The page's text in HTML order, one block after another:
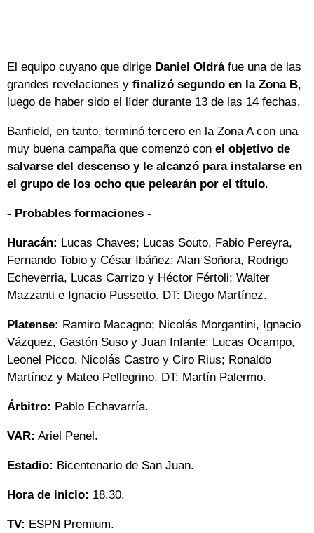
El equipo cuyano que dirige Daniel Oldrá fue una de las
grandes revelaciones y finalizó segundo en la Zona B,
luego de haber sido el líder durante 13 de las 14 fechas.
Banfield, en tanto, terminó tercero en la Zona A con una
muy buena campaña que comenzó con el objetivo de
salvarse del descenso y le alcanzó para instalarse en
el grupo de los ocho que pelearán por el título.
- Probables formaciones -
Huracán: Lucas Chaves; Lucas Souto, Fabio Pereyra,
Fernando Tobio y César Ibáñez; Alan Soñora, Rodrigo
Echeverria, Lucas Carrizo y Héctor Fértoli; Walter
Mazzanti e Ignacio Pussetto. DT: Diego Martínez.
Platense: Ramiro Macagno; Nicolás Morgantini, Ignacio
Vázquez, Gastón Suso y Juan Infante; Lucas Ocampo,
Leonel Picco, Nicolás Castro y Ciro Rius; Ronaldo
Martínez y Mateo Pellegrino. DT: Martín Palermo.
Árbitro: Pablo Echavarría.
VAR: Ariel Penel.
Estadio: Bicentenario de San Juan.
Hora de inicio: 18.30.
TV: ESPN Premium.